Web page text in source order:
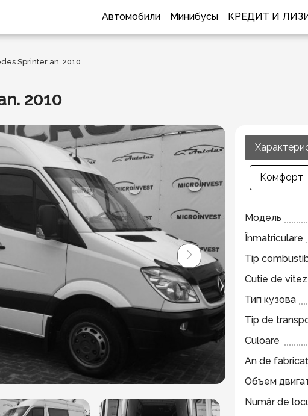
Автомобили Минибусы КРЕДИТ И
Sprinter an. 2010
2010
Комфорт
Модель
Înmatriculare
Tip
Cutie de
Тип кузова
Tip de
Culoare
An de
Объем
Număr de